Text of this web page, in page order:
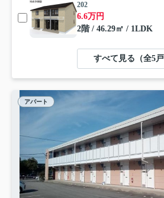
202
6.6万円
2階 / 46.29㎡ / 1LDK
すべて見る（全5戸
アパート